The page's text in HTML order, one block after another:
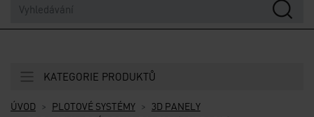
ÚVOD PLOTOVÉ SYSTÉMY
3D PANELY
KATEGORIE PRODUKTŮ